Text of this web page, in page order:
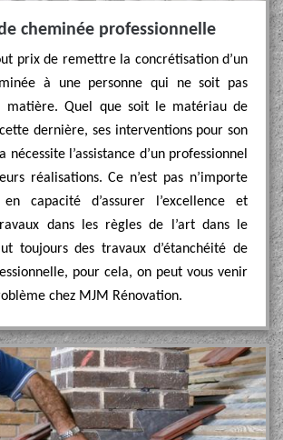
cheminée professionnelle
prix de remettre la concrétisation d’un
à une personne qui ne soit pas
matière. Quel que soit le matériau de
dernière, ses interventions pour son
nécessite l’assistance d’un professionnel
réalisations. Ce n’est pas n’importe
capacité d’assurer l’excellence et
dans les règles de l’art dans le
toujours des travaux d’étanchéité de
pour cela, on peut vous venir
chez MJM Rénovation.